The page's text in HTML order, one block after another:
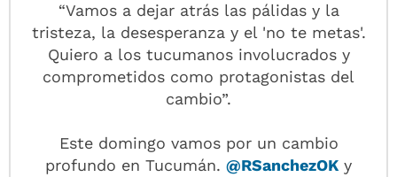
“Vamos a dejar atrás las pálidas y la
tristeza, la desesperanza y el 'no te metas'.
Quiero a los tucumanos involucrados y
comprometidos como protagonistas del
cambio”.
Este domingo vamos por un cambio
profundo en Tucumán. @RSanchezOK y